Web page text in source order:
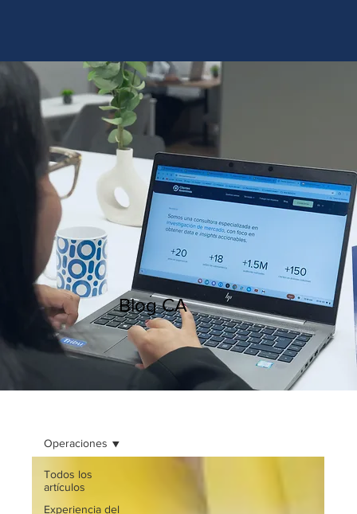
Blog CA
Todos los
artículos
Experiencia del
Operaciones